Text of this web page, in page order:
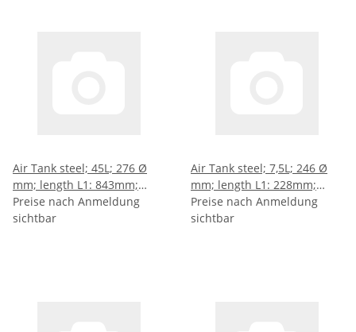
Air Tank steel; 45L; 276 Ø
mm; length L1: 843mm;
length L2: 831mm; length
L3: 687mm; length L4:
Preise nach Anmeldung
sichtbar
Air Tank steel; 7,5L; 246 Ø
mm; length L1: 228mm;
length L2: 2416mm; length
L3: 72mm; length L24:
Preise nach Anmeldung
sichtbar